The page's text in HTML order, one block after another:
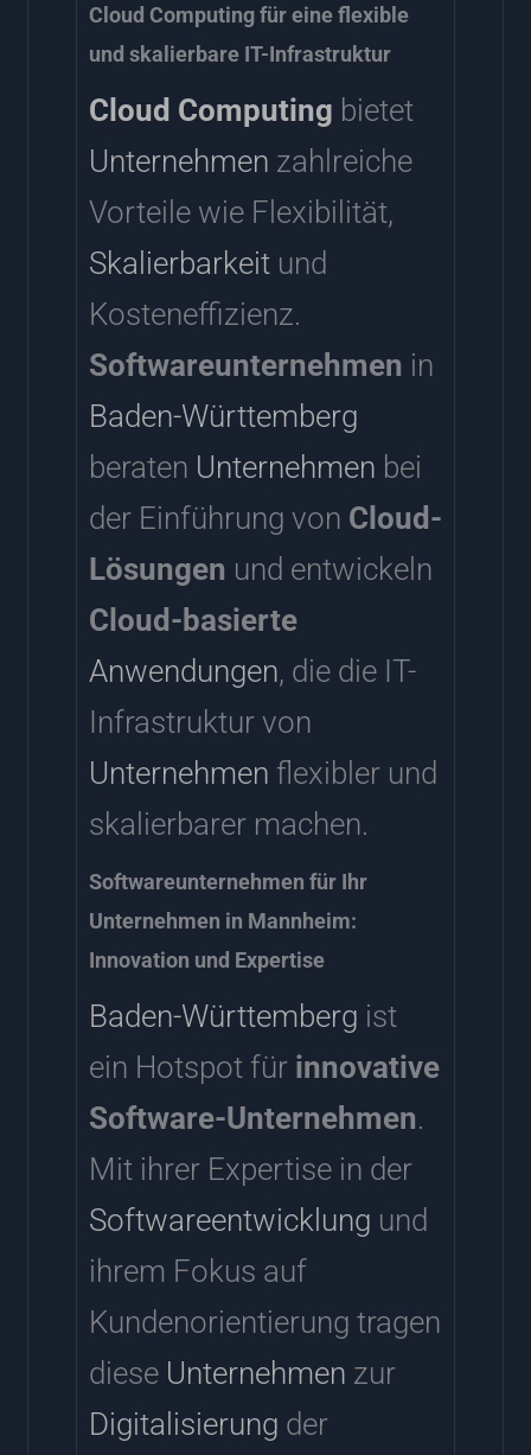
Cloud Computing für eine flexible
und skalierbare IT-Infrastruktur
Cloud Computing bietet
Unternehmen zahlreiche
Vorteile wie Flexibilität,
Skalierbarkeitund
Kosteneffizienz.
Softwareunternehmen in
Baden-Württemberg
beraten Unternehmen bei
der Einführung von Cloud-
Lösungen und entwickeln
Cloud-basierte
Anwendungen, die die IT-
Infrastruktur von
Unternehmen flexibler und
skalierbarer machen.
Softwareunternehmen für Ihr
Unternehmen in Mannheim:
Innovation und Expertise
Baden-Württemberg ist
ein Hotspot für innovative
Software-Unternehmen.
Mit ihrer Expertise in der
Softwareentwicklung und
ihrem Fokus auf
Kundenorientierung tragen
diese Unternehmen zur
Digitalisierung der